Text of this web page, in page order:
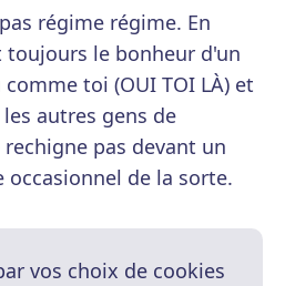
régime régime. En
le bonheur d'un
toi (OUI TOI LÀ) et
autres gens de
pas devant un
de la sorte.
vos choix de cookies